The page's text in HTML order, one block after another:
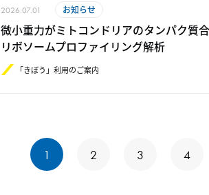
2026.07.01 お知らせ
微小重力がミトコンドリアのタンパク質
リボソームプロファイリング解析
「きぼう」利用のご案内
1 2 3 4